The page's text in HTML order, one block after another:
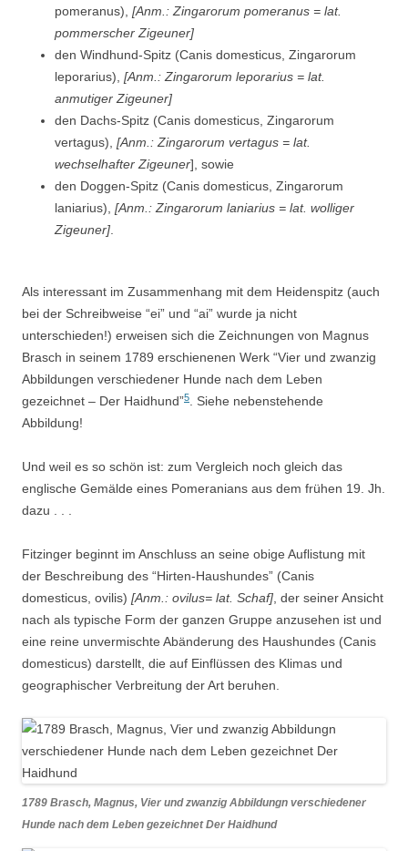
pomeranus), [Anm.: Zingarorum pomeranus = lat.
pommerscher Zigeuner]
den Windhund-Spitz (Canis domesticus, Zingarorum
leporarius), [Anm.: Zingarorum leporarius = lat.
anmutiger Zigeuner]
den Dachs-Spitz (Canis domesticus, Zingarorum
vertagus), [Anm.: Zingarorum vertagus = lat.
wechselhafter Zigeuner], sowie
den Doggen-Spitz (Canis domesticus, Zingarorum
laniarius), [Anm.: Zingarorum laniarius = lat. wolliger
Zigeuner]
Als interessant im Zusammenhang mit dem Heidenspitz (auch
bei der Schreibweise “ei” und “ai” wurde ja nicht
unterschieden!) erweisen sich die Zeichnungen von Magnus
Brasch in seinem 1789 erschienenen Werk “Vier und zwanzig
Abbildungen verschiedener Hunde nach dem Leben
gezeichnet – Der Haidhund”5
. Siehe nebenstehende
Abbildung!
Und weil es so schön ist: zum Vergleich noch gleich das
englische Gemälde eines Pomeranians aus dem frühen 19. Jh.
dazu . . .
Fitzinger beginnt im Anschluss an seine obige Auflistung mit
der Beschreibung des “Hirten-Haushundes” (Canis
domesticus, ovilis) [Anm.: ovilus= lat. Schaf] , der seiner Ansicht
nach als typische Form der ganzen Gruppe anzusehen ist und
eine reine unvermischte Abänderung des Haushundes (Canis
domesticus) darstellt, die auf Einflüssen des Klimas und
geographischer Verbreitung der Art beruhen.
1789 Brasch, Magnus, Vier und zwanzig Abbildungn verschiedener
Hunde nach dem Leben gezeichnet Der Haidhund